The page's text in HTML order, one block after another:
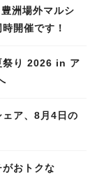
洲場外マルシ
開催です！
祭り 2026 in ア
ア、8月4日の
おトクな